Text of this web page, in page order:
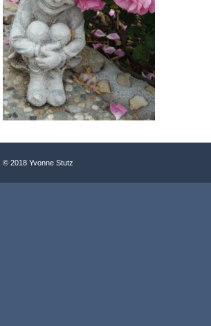
© 2018 Yvonne Stutz